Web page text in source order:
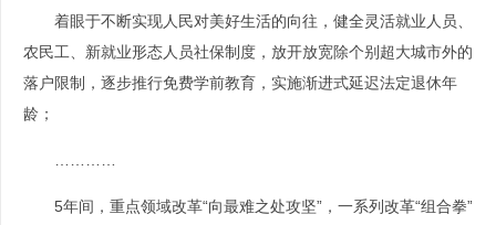
着眼于不断实现人民对美好生活的向往，健全灵活就业人员、
农民工、新就业形态人员社保制度，放开放宽除个别超大城市外的
落户限制，逐步推行免费学前教育，实施渐进式延迟法定退休年
龄；
…………
5年间，重点领域改革“向最难之处攻坚”，一系列改革“组合拳”